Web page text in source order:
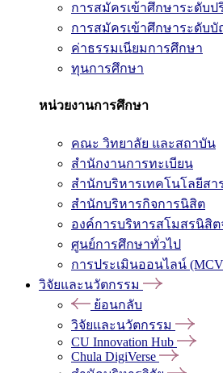
การสมัครเข้าศึกษาระดั
การสมัครเข้าศึกษาระดับ
ค่าธรรมเนียมการศึกษา
ทุนการศึกษา
หน่วยงานการศึกษา
คณะ วิทยาลัย และสถาบัน
สำนักงานการทะเบียน
สำนักบริหารเทคโนโลยีสา
สำนักบริหารกิจการนิสิต
องค์การบริหารสโมสรนิสิต
ศูนย์การศึกษาทั่วไป
การประเมินออนไลน์
วิจัยและนวัตกรรม
ย้อนกลับ
วิจัยและนวัตกรรม
CU Innovation Hub
Chula DigiVerse